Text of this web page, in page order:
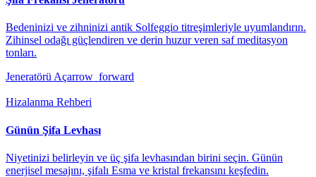
Bedeninizi ve zihninizi antik Solfeggio titreşimleriyle uyumlandırın.
Zihinsel odağı güçlendiren ve derin huzur veren saf meditasyon
tonları.
Jeneratörü Açarrow_forward
Hizalanma Rehberi
Günün Şifa Levhası
Niyetinizi belirleyin ve üç şifa levhasından birini seçin. Günün
enerjisel mesajını, şifalı Esma ve kristal frekansını keşfedin.